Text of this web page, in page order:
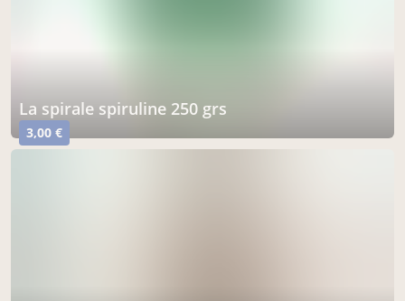
la spirale spiruline 250 grs
3,00 €